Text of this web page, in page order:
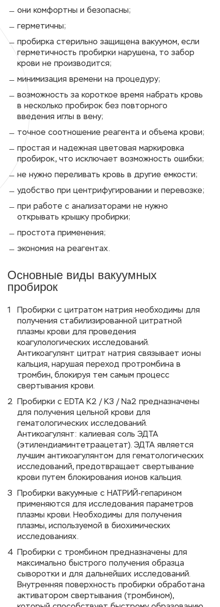
они комфортны и безопасны;
герметичны;
пробирка стерильно защищена вакуумом, если
герметичность пробирки нарушена, то забор
крови не производится;
минимизация времени на процедуру;
возможность за короткое время набрать кровь
в несколько пробирок без повторного
введения иглы в вену;
точное соотношение реагента и объема крови;
простая и надежная цветовая маркировка
пробирок, что исключает возможность ошибки;
не нужно переливать кровь в другие емкости;
удобство при центрифугировании и перевозке;
при работе с анализаторами не нужно
открывать крышку пробирки;
простота применения;
экономия на реагентах.
Основные виды вакуумных
пробирок
Пробирки с цитратом натрия необходимы для
получения стабилизированной цитратной
плазмы крови для проведения
коагулологических исследований.
Антикоагулянт цитрат натрия связывает ионы
кальция, нарушая переход протромбина в
тромбин, блокируя тем самым процесс
свертывания крови.
Пробирки с EDTA K2 / K3 / Na2 предназначены
для получения цельной крови для
гематологических исследований.
Антикоагулянт: калиевая соль ЭДТА
(этилендиаминтетраацетат). ЭДТА является
лучшим антикоагулянтом для гематологических
исследований, предотвращает свертывание
крови путем блокирования ионов кальция.
Пробирки вакуумные с НАТРИЙ-гепарином
применяются для исследования параметров
плазмы крови. Необходимы для получения
плазмы, используемой в биохимических
исследованиях.
Пробирки с тромбином предназначены для
максимально быстрого получения образца
сыворотки и для дальнейших исследований.
Внутренняя поверхность пробирки обработана
активатором свертывания (тромбином),